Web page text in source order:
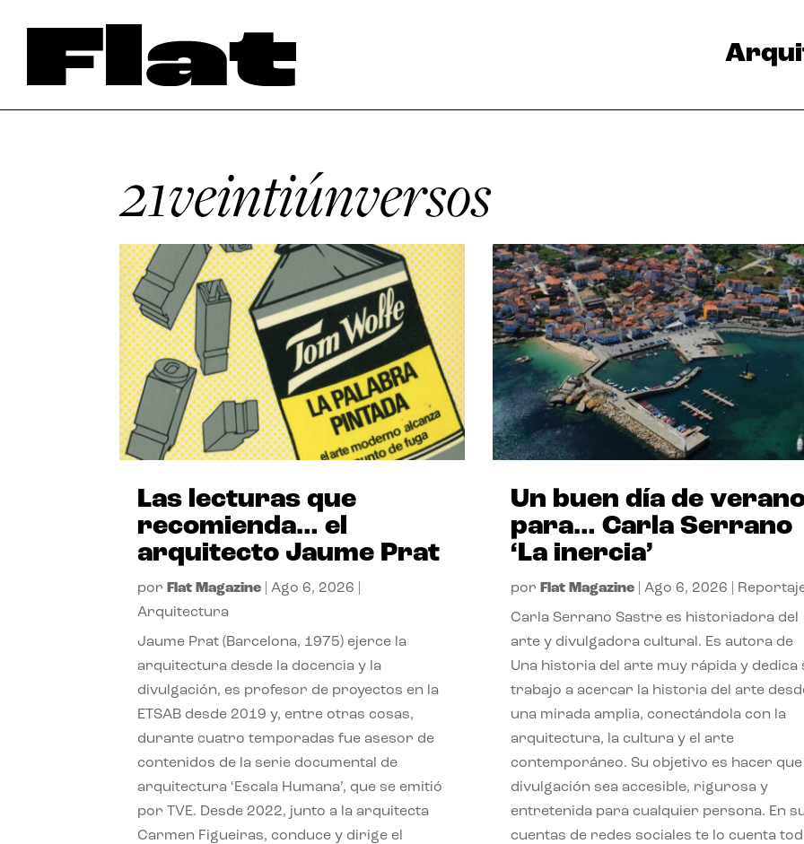
21veintiúnversos
Las lecturas que
recomienda… el
arquitecto Jaume Prat
por Flat Magazine |Ago 6, 2026
Arquitectura
Jaume Prat (Barcelona, 1975) ejerce la
arquitectura desde la docencia y la
divulgación, es profesor de proyectos en la
ETSAB desde 2019 y, entre otras cosas,
durante cuatro temporadas fue asesor de
contenidos de la serie documental de
arquitectura ‘Escala Humana’, que se emitió
por TVE. Desde 2022, junto a la arquitecta
Carmen Figueiras, conduce y dirige el
Un buen día de
para… Carla Serrano
‘La inercia’
por Flat Magazine| Ago 6, 2026
Carla Serrano Sastre es historiadora del
arte y divulgadora cultural. Es autora de
Una historia del arte muy rápida y dedica
trabajo a acercar la historia del arte
una mirada amplia, conectándola con la
arquitectura, la cultura y el arte
contemporáneo. Su objetivo es hacer que
divulgación sea accesible, rigurosa y
entretenida para cualquier persona. En
cuentas de redes sociales te lo cuenta